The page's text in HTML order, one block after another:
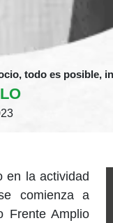
todo es posible,
en la actividad
comienza a
Frente Amplio